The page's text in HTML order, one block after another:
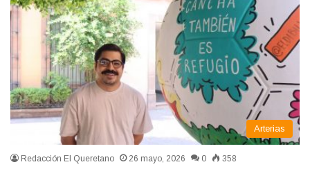
Arterias
Redacción El Queretano 26 mayo, 2026 0 358